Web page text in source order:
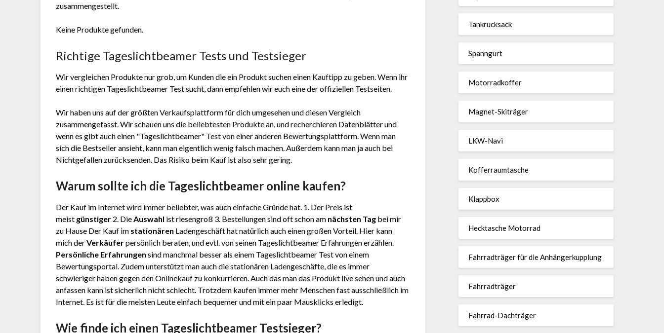
zusammengestellt.
Keine Produkte gefunden.
Richtige Tageslichtbeamer Tests und Testsieger
Wir vergleichen Produkte nur grob, um Kunden die ein Produkt suchen einen Kauftipp zu geben. Wenn ihr
einen richtigen Tageslichtbeamer Test sucht, dann empfehlen wir euch eine der offiziellen Testseiten.
Wir haben uns auf der größten Verkaufsplattform für dich umgesehen und diesen Vergleich
zusammengefasst. Wir schauen uns die beliebtesten Produkte an, und recherchieren Datenblätter und
wenn es gibt auch einen "Tageslichtbeamer" Testvon einer anderen Bewertungsplattform. Wenn man
sich die Bestseller ansieht, kann man eigentlich wenig falsch machen. Außerdem kann man ja auch bei
Nichtgefallen zurücksenden. Das Risiko beim Kauf ist also sehr gering.
Warum sollte ich die Tageslichtbeamer online kaufen?
Der Kauf im Internet wird immer beliebter, was auch einfache Gründe hat. 1. Der Preis ist
meist günstiger 2. DieAuswahl ist riesengroß 3. Bestellungen sind oft schon am nächsten Tag bei mir
zu Hause Der Kauf im stationären Ladengeschäft hat natürlich auch einen großen Vorteil. Hier kann
mich derVerkäuferpersönlich beraten, und evtl. von seinen Tageslichtbeamer Erfahrungen erzählen.
Persönliche Erfahrungen sind manchmal besser als einem Tageslichtbeamer Test von einem
Bewertungsportal. Zudem unterstützt man auch die stationären Ladengeschäfte, die es immer
schwieriger haben gegen den Onlinekauf zu konkurrieren. Auch das man das Produkt live sehen und auch
anfassen kann ist sicherlich nicht schlecht. Trotzdem kaufen immer mehr Menschen fast ausschließlich im
Internet. Es ist für die meisten Leute einfach bequemer und mit ein paar Mausklicks erledigt.
Wie finde ich einen Tageslichtbeamer Testsieger?
Tan­kruck­sack
Spann­gurt
Motor­rad­koffer
Magnet-Ski­träger
LKW-Navi
Kof­fer­raum­ta­sche
Klappbox
Heck­ta­sche Motorrad
Fahr­rad­träger für die Anhän­ger­kup­p­lung
Fahr­rad­träger
Fahrrad-Dach­träger